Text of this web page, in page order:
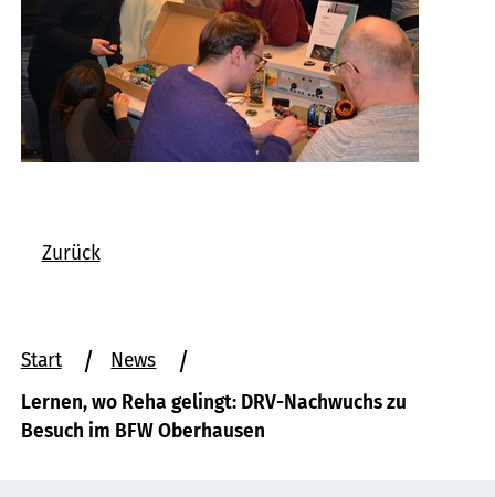
Zurück
Sie
sich
hier:
Start
News
Lernen, wo Reha gelingt: DRV-Nachwuchs zu
Besuch im BFW Oberhausen